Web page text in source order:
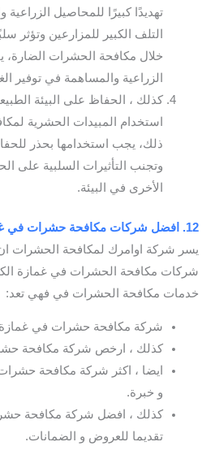
تهديدًا كبيرًا للمحاصيل
التلف الكبير للمزارعين وتؤثر
خلال مكافحة الحشرات الضارة،
الزراعية والمساهمة في توفير
كذلك ، الحفاظ على البيئة
استخدام المبيدات الحشرية
ذلك، يجب استخدامها بحذر
وتجنب التأثيرات السلبية على
الأخرى في البيئة.
12. افضل شركات مكافحة حشرات في غمازة الكبرى
يسر شركة اوامرك لمكافحة الحشرات
شركات مكافحة الحشرات في غمازة
خدمات مكافحة الحشرات في فهي تعد:
شركة مكافحة حشرات في غمازة
كذلك ، ارخص شركة مكافحة
ايضا ، اكثر شركة مكافحة
و خبرة.
كذلك ، افضل شركة مكافحة
تقديما للعروض و الضمانات.